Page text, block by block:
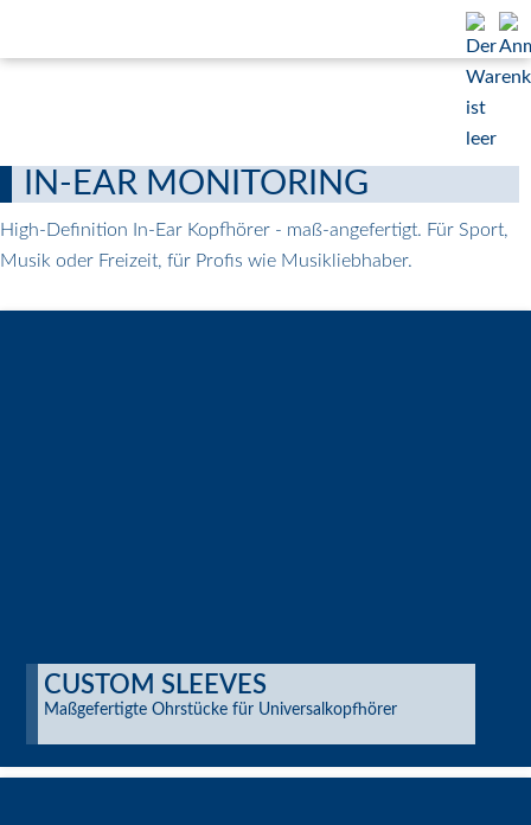
IN-EAR MONITORING
High-Definition In-Ear Kopfhörer - maß-angefertigt. Für Sport,
Musik oder Freizeit, für Profis wie Musikliebhaber.
CUSTOM SLEEVES
Maßgefertigte Ohrstücke für Universalkopfhörer